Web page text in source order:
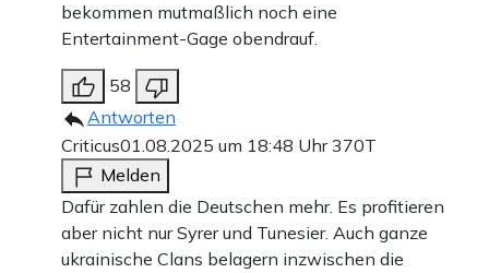
bekommen mutmaßlich noch eine
Entertainment-Gage obendrauf.
58
Antworten
Criticus01.08.2025 um 18:48 Uhr370T
Melden
Dafür zahlen die Deutschen mehr. Es profitieren
aber nicht nur Syrer und Tunesier. Auch ganze
ukrainische Clans belagern inzwischen die